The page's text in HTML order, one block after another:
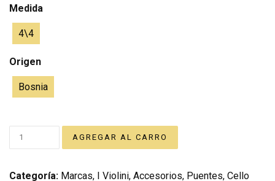
Medida
4\4
Origen
Bosnia
Categoría: Marcas, I Violini, Accesorios, Puentes, Cello